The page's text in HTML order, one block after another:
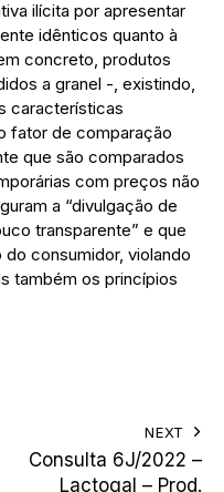
ilícita por apresentar
idênticos quanto à
concreto, produtos
a granel -, existindo,
características
fator de comparação
que são comparados
com preços não
a “divulgação de
transparente” e que
consumidor, violando
também os princípios
NEXT
Consulta 6J/2022 –
Lactogal – Prod.